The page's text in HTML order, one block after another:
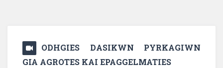
ODHGIES DASIKWN PYRKAGIWN
GIA AGROTES KAI EPAGGELMATIES